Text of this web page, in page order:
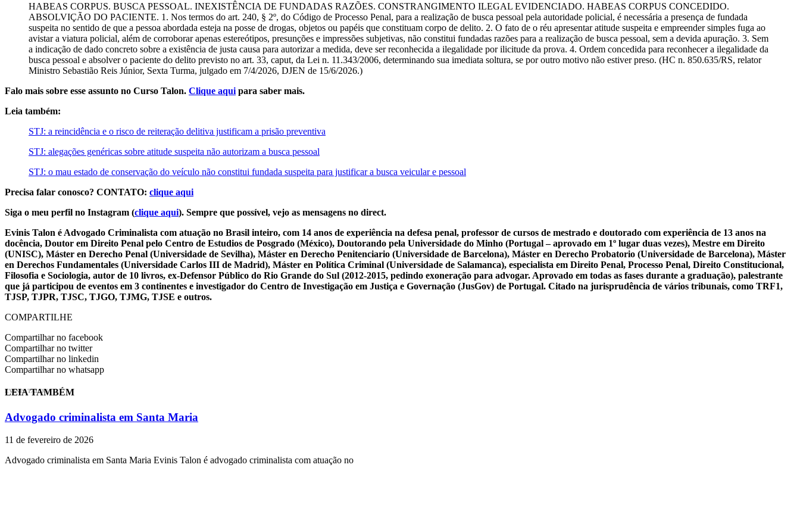
HABEAS CORPUS. BUSCA PESSOAL. INEXISTÊNCIA DE FUNDADAS RAZÕES. CONSTRANGIMENTO ILEGAL EVIDENCIADO. HABEAS CORPUS CONCEDIDO.
ABSOLVIÇÃO DO PACIENTE. 1. Nos termos do art. 240, § 2º, do Código de Processo Penal, para a realização de busca pessoal pela autoridade policial, é necessária a presença de fundada
suspeita no sentido de que a pessoa abordada esteja na posse de drogas, objetos ou papéis que constituam corpo de delito. 2. O fato de o réu apresentar atitude suspeita e empreender simples fuga ao
avistar a viatura policial, além de corroborar apenas estereótipos, presunções e impressões subjetivas, não constitui fundadas razões para a realização de busca pessoal, sem a devida apuração. 3. Sem
a indicação de dado concreto sobre a existência de justa causa para autorizar a medida, deve ser reconhecida a ilegalidade por ilicitude da prova. 4. Ordem concedida para reconhecer a ilegalidade da
busca pessoal e absolver o paciente do delito previsto no art. 33, caput, da Lei n. 11.343/2006, determinando sua imediata soltura, se por outro motivo não estiver preso. (HC n. 850.635/RS, relator
Ministro Sebastião Reis Júnior, Sexta Turma, julgado em 7/4/2026, DJEN de 15/6/2026.)
Falo mais sobre esse assunto no Curso Talon. Clique aqui para saber mais.
Leia também:
STJ: a reincidência e o risco de reiteração delitiva justificam a prisão preventiva
STJ: alegações genéricas sobre atitude suspeita não autorizam a busca pessoal
STJ: o mau estado de conservação do veículo não constitui fundada suspeita para justificar a busca veicular e pessoal
Precisa falar conosco? CONTATO: clique aqui
Siga o meu perfil no Instagram (clique aqui). Sempre que possível, vejo as mensagens no direct.
Evinis Talon é Advogado Criminalista com atuação no Brasil inteiro, com 14 anos de experiência na defesa penal, professor de cursos de mestrado e doutorado com experiência de 13 anos na
docência, Doutor em Direito Penal pelo Centro de Estudios de Posgrado (México), Doutorando pela Universidade do Minho (Portugal – aprovado em 1º lugar duas vezes), Mestre em Direito
(UNISC), Máster en Derecho Penal (Universidade de Sevilha), Máster en Derecho Penitenciario (Universidade de Barcelona), Máster en Derecho Probatorio (Universidade de Barcelona), Máster
en Derechos Fundamentales (Universidade Carlos III de Madrid), Máster en Política Criminal (Universidade de Salamanca), especialista em Direito Penal, Processo Penal, Direito Constitucional,
Filosofia e Sociologia, autor de 10 livros, ex-Defensor Público do Rio Grande do Sul (2012-2015, pedindo exoneração para advogar. Aprovado em todas as fases durante a graduação), palestrante
que já participou de eventos em 3 continentes e investigador do Centro de Investigação em Justiça e Governação (JusGov) de Portugal. Citado na jurisprudência de vários tribunais, como TRF1,
TJSP, TJPR, TJSC, TJGO, TJMG, TJSE e outros.
COMPARTILHE
Compartilhar no facebook
Compartilhar no twitter
Compartilhar no linkedin
Compartilhar no whatsapp
EVINIS TALON
LEIA TAMBÉM
Advogado criminalista em Santa Maria
11 de fevereiro de 2026
Advogado criminalista em Santa Maria Evinis Talon é advogado criminalista com atuação no